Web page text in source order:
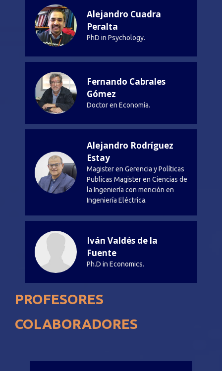
Alejandro Cuadra
Peralta
PhD in Psychology.
Fernando Cabrales
Gómez
Doctor en Economía.
Alejandro Rodríguez
Estay
Magister en Gerencia y Políticas
Publicas Magister en Ciencias de
la Ingeniería con mención en
Ingeniería Eléctrica.
Iván Valdés de la
Fuente
Ph.D in Economics.
PROFESORES
COLABORADORES